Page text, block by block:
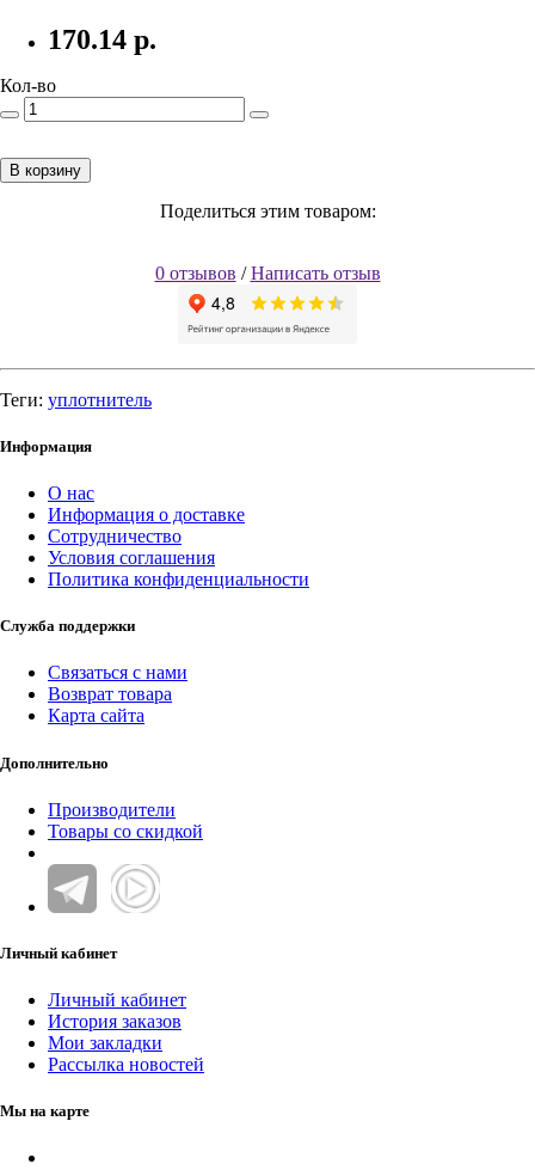
170.14 р.
Кол-во
В корзину
Поделиться этим товаром:
0 отзывов /Написать отзыв
Теги: уплотнитель
Информация
О нас
Информация о доставке
Сотрудничество
Условия соглашения
Политика конфиденциальности
Служба поддержки
Связаться с нами
Возврат товара
Карта сайта
Дополнительно
Производители
Товары со скидкой
Личный кабинет
Личный кабинет
История заказов
Мои закладки
Рассылка новостей
Мы на карте